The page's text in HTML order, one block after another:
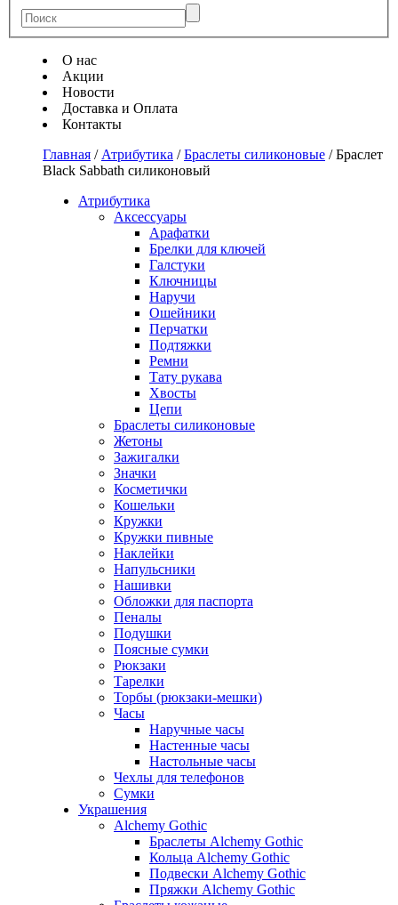
О нас
Акции
Новости
Доставка и Оплата
Контакты
Главная / Атрибутика /Браслеты силиконовые /Браслет
Black Sabbath силиконовый
Атрибутика
Аксессуары
Арафатки
Брелки для ключей
Галстуки
Ключницы
Наручи
Ошейники
Перчатки
Подтяжки
Ремни
Тату рукава
Хвосты
Цепи
Браслеты силиконовые
Жетоны
Зажигалки
Значки
Косметички
Кошельки
Кружки
Кружки пивные
Наклейки
Напульсники
Нашивки
Обложки для паспорта
Пеналы
Подушки
Поясные сумки
Рюкзаки
Тарелки
Торбы (рюкзаки-мешки)
Часы
Наручные часы
Настенные часы
Настольные часы
Чехлы для телефонов
Сумки
Украшения
Alchemy Gothic
Браслеты Alchemy Gothic
Кольца Alchemy Gothic
Подвески Alchemy Gothic
Пряжки Alchemy Gothic